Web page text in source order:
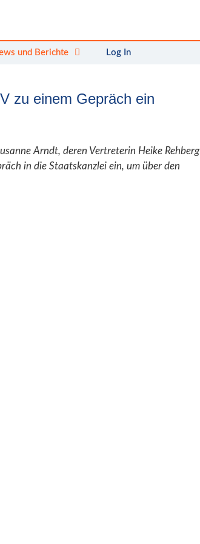
und Berichte Log In
zu einem Gepräch ein
Arndt, deren Vertreterin Heike Rehberg
in die Staatskanzlei ein, um über den